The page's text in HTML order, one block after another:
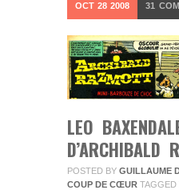
OCT 28 2008 31
LEO
D’ARCHIBALD
POSTED BY GUILLAUME
COUP DE CŒUR TAGGED